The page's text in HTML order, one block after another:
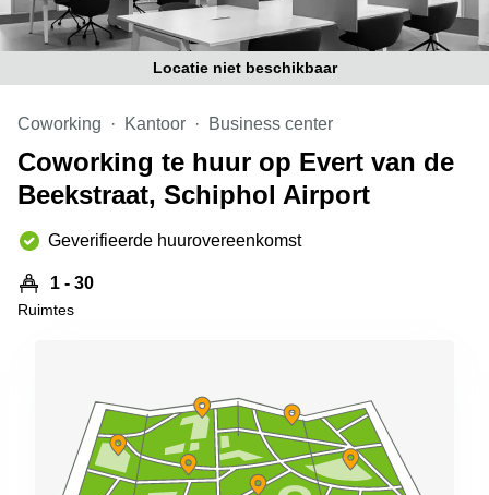
Coworking
space
Breda
Coworking
in Arnhem
Coworking
Hilversum
Coworking
space
Zwolle
Kantoor
Hengelo
Locatie niet beschikbaar
Coworking Kantoor Business center
Coworking te huur op Evert van de
Beekstraat, Schiphol Airport
Geverifieerde huurovereenkomst
1 - 30
Ruimtes